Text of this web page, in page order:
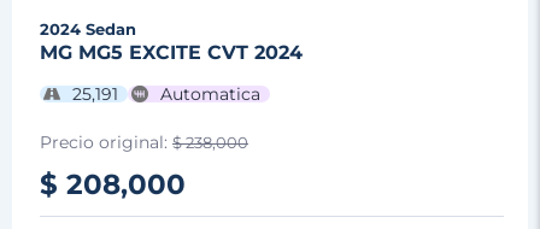
2024 Sedan
MG MG5 EXCITE CVT 2024
25,191 Automatica
Precio original: $ 238,000
$ 208,000